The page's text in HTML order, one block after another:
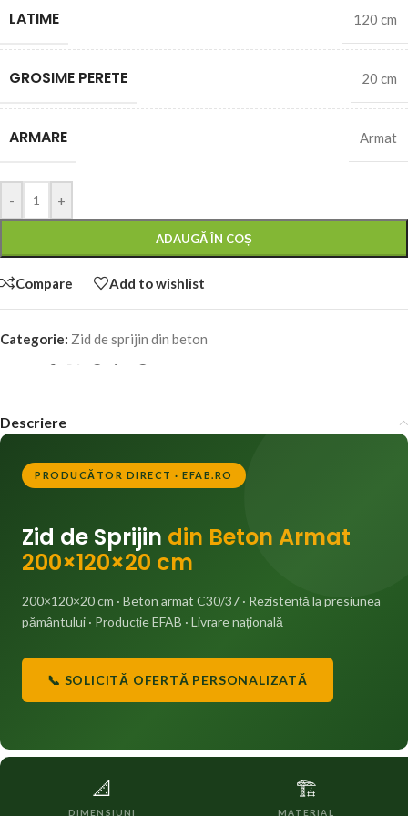
LATIME 120 cm
GROSIME PERETE 20 cm
ARMARE Armat
- +
ADAUGĂ ÎN COȘ
Compare Add to wishlist
Categorie: Zid de sprijin din beton
Descriere
PRODUCĂTOR DIRECT · EFAB.RO
Zid de Sprijin din Beton Armat
200×120×20 cm
200×120×20 cm · Beton armat C30/37 · Rezistență la presiunea
pământului · Producție EFAB · Livrare națională
📞 SOLICITĂ OFERTĂ PERSONALIZATĂ
📐
DIMENSIUNI
🏗️
MATERIAL